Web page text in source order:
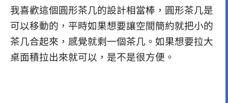
我喜歡這個圓形茶几的設計相當棒，圓形茶几是
可以移動的，平時如果想要讓空間簡約就把小的
茶几合起來，感覺就剩一個茶几。如果想要拉大
桌面積拉出來就可以，是不是很方便。